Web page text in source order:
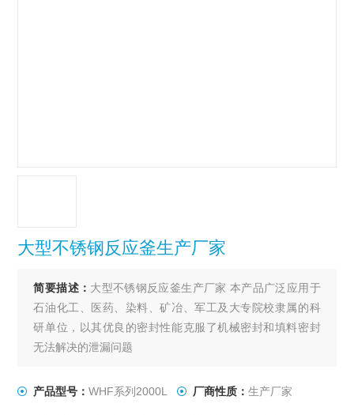
大型不锈钢反应釜生产厂家
简要描述： 大型不锈钢反应釜生产厂家 本产品广泛应用于
石油化工、医药、染料、矿冶、军工及大专院校隶属的科
研单位，以其优良的密封性能克服了机械密封和填料密封
无法解决的泄漏问题
产品型号：WHF系列2000L 厂商性质： 生产厂家